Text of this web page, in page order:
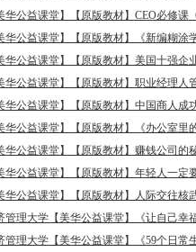
华公益课堂】【原版教材】CEO必修课
华公益课堂】【原版教材】《新编糊涂
华公益课堂】【原版教材】美国十强企
华公益课堂】【原版教材】职业经理人
华公益课堂】【原版教材】中国商人成
华公益课堂】【原版教材】《办公室里
华公益课堂】【原版教材】赚钱公司的
华公益课堂】【原版教材】年轻人一定
华公益课堂】【原版教材】人际交往核
管理大学【美华公益课堂】《让自己幸
管理大学【美华公益课堂】《59个日常